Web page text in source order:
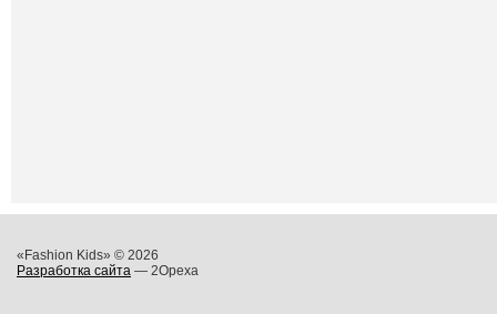
«Fashion Kids» © 2026
Разработка сайта — 2Opexa